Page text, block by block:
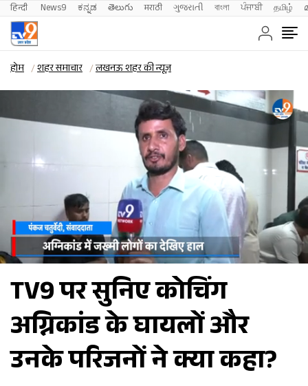
हिन्दी News9 ಕನ್ನಡ తెలుగు मराठी ગુજરાતી বাংলা ਪੰਜਾਬੀ தமிழ்
होम शहर समाचार लखनऊ शहर की न्यूज़
TV9 पर सुनिए कोचिंग
अग्निकांड के घायलों और
उनके परिजनों ने क्या कहा?